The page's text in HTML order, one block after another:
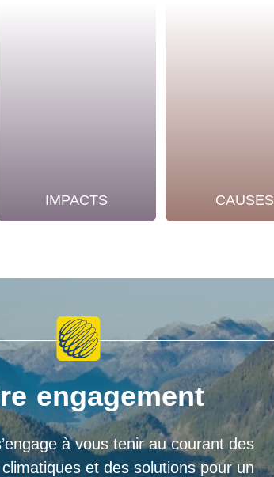
IMPACTS CAUSES
engagement
à vous tenir au courant des
et des solutions pour un